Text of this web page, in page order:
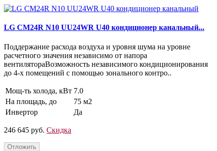
LG CM24R N10 UU24WR U40 кондиционер канальный...
Поддержание расхода воздуха и уровня шума на уровне
расчетного значения независимо от напора
вентилятораВозможность независимого кондиционирования
до 4-х помещений с помощью зонального контро..
Мощ-ть холода, кВт 7.0
На площадь, до
75 м2
Инвертор
Да
246 645 руб. Скидка
Отложить